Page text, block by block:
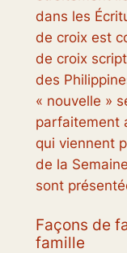
dans les
de croix est
de croix
des
« nouvelle »
parfaitement
qui viennent
de la
sont
Façons de
famille